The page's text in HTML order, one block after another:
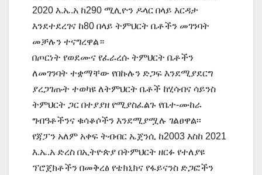
2020 እ.ኤ.አ ከ290 ሚሊዮን ዶላር በላይ እርዳታ
እንደተደረገና ከ80 በላይ ትምህርት ቤቶችን መገንባት
መቻሉን ተናግረዋል።
በጦርነት የወደሙና የፈራረሱ ትምህርት ቤቶችን
ለመገንባት ተቋማቸው የበኩሉን ድጋፍ እንደሚያደርግ
ያረጋገጡት ተወካዩ ለትምህርት ቤቶች ከሂሳብና ሳይንስ
ትምህርት ጋር በተያያዘ የሚያስፈልጉ የቤተ-ሙከራ
ግብዓቶችንና ቁሳቆሶችን እንደሚያሟሉ ገልፀዋል፡፡
የጃፓን አለም አቀፍ ትብብር ኤጀንሲ ከ2003 እስከ 2021
እ.ኤ.አ ድረስ በኢትዮጵያ በትምህርት ዘርፉ የተለያዩ
ፕሮጀክቶችን በመቅረፅ የቴክኒክና የፋይናንስ ድጋፎችን